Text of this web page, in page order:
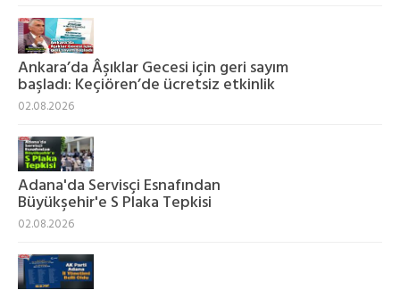
Ankara’da Âşıklar Gecesi için geri sayım
başladı: Keçiören’de ücretsiz etkinlik
02.08.2026
Adana'da Servisçi Esnafından
Büyükşehir'e S Plaka Tepkisi
02.08.2026